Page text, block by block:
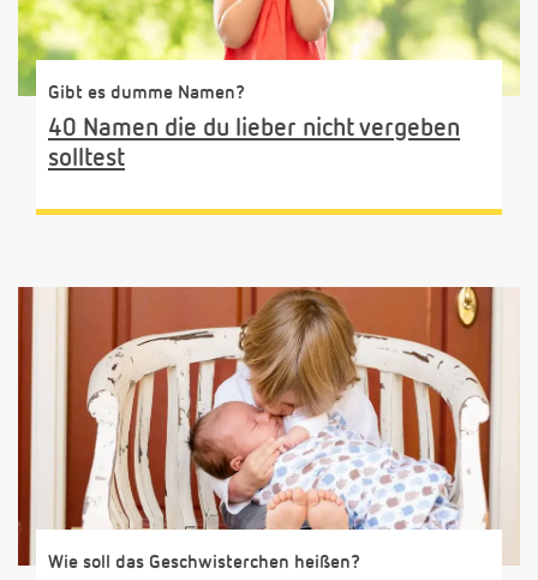
Gibt es dumme Namen?
40 Namen die du lieber nicht vergeben
solltest
Wie soll das Geschwisterchen heißen?